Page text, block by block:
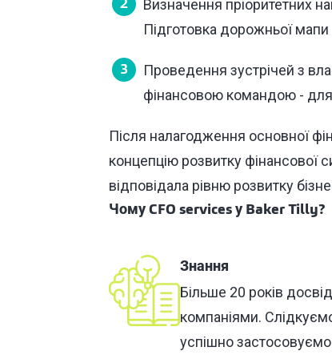
Визначення пріоритетних
Підготовка дорожньої
Проведення зустрічей з
фінансовою командою - для
Після налагодження основної
концепцію розвитку фінансової
відповідала рівню розвитку
Чому CFO services у Baker Tilly?
Знання
Більше 20 років
компаніями.
успішно застосовуємо